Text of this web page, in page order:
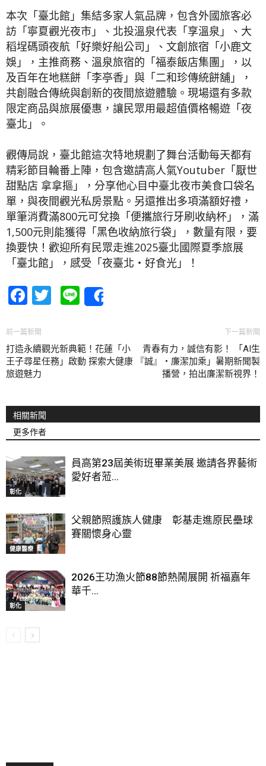
本次「臺北館」集結多家人氣品牌，包含外國旅客必
訪「寧夏觀光夜市」、北投溫泉代表「享溫泉」、大
稻埕碼頭夜航「好樂好船公司」、文創旅宿「小鹿文
娛」，主推商務、溫泉旅宿的「福泰飯店集團」，以
及百年在地糕餅「李亭香」與「二和珍傳統餅舖」，
共創融合傳統與創新的夜間旅遊體驗。現場還有多款
限定商品與旅展優惠，讓民眾用最超值價格暢遊「夜
臺北」。
觀傳局說，臺北館這次特地規劃了舞台活動每天都有
精彩節目輪番上陣，包含邀請高人氣Youtuber「厭世
甜點店 拿拿摳」，分享他心目中臺北夜市美食口袋名
單，與夜間觀光私房景點。另還推出多項滿額好禮，
單筆消費滿800元可兌換「便攜旅行牙刷收納杯」，滿
1,500元則能獲得「黑色收納旅行袋」，數量有限，要
換要快！歡迎所有民眾走進2025臺北國際夏季旅展
「臺北館」，感受「夜臺北‧好食光」！
Facebook
Twitter
Line
前一篇新聞
打造永續觀光新典範！花蓮「小
王子尋星任務」啟動 探索大健康
旅遊魅力
下一篇新聞
青春有力，誠信有影！ 「AI生
『誠』‧廉潔加乘」暑期新聞製
播營，拍出廉潔新視界！
相關新聞
更多作者
彰化
員高第23屆美術班畢業美展 邀請各界藝術
愛好者蒞...
健康醫療
父親節照護族人健康 彰基走進原民壘球
賽關懷身心靈
彰化
2026王功漁火節88節熱鬧展開 祈福嘉年
華千...